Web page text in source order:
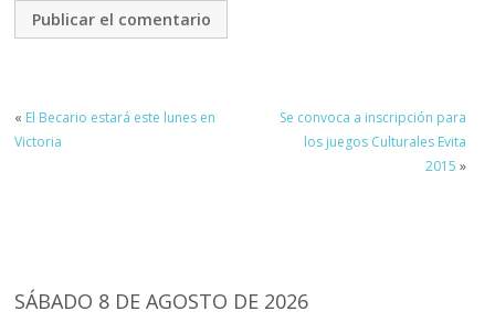
« El Becario estará este lunes en
Victoria
Se convoca a inscripción para
los juegos Culturales Evita
2015 »
SÁBADO 8 DE AGOSTO DE 2026